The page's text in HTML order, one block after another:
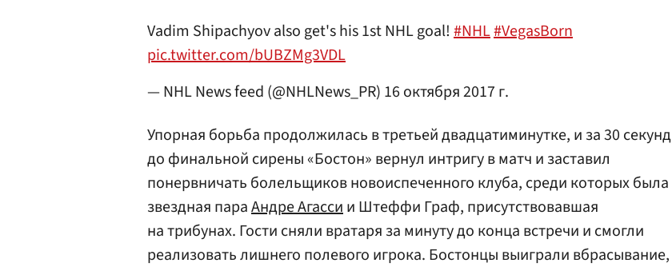
Vadim Shipachyov also get's his 1st NHL goal! #NHL#VegasBorn
pic.twitter.com/bUBZMg3VDL
— NHL News feed (@NHLNews_PR) 16 октября 2017 г.
Упорная борьба продолжилась в третьей двадцатиминутке, и за 30 секунд
до финальной сирены «Бостон» вернул интригу в матч и заставил
понервничать болельщиков новоиспеченного клуба, среди которых была
звездная параАндре Агассии Штеффи Граф, присутствовавшая
на трибунах. Гости сняли вратаря за минуту до конца встречи и смогли
реализовать лишнего полевого игрока. Бостонцы выиграли вбрасывание,